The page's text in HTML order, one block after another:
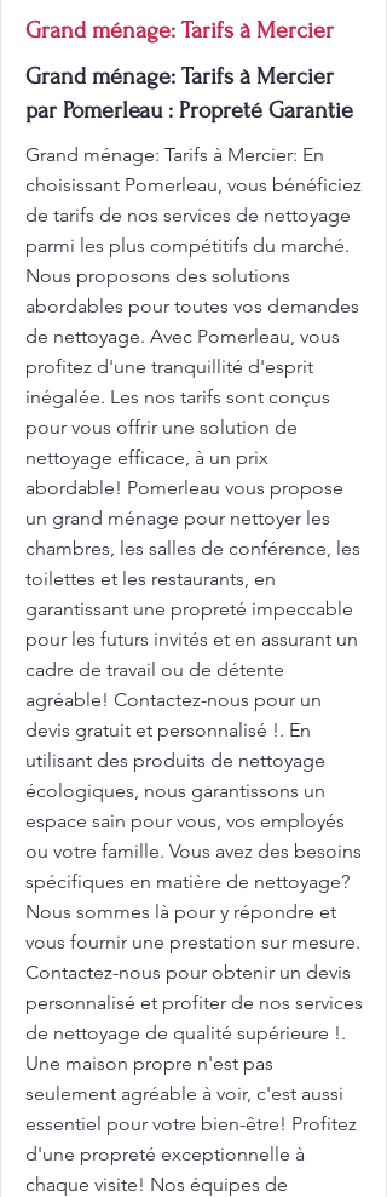
Grand ménage: Tarifs à Mercier
Grand ménage: Tarifs à Mercier
par Pomerleau : Propreté Garantie
Grand ménage: Tarifs à Mercier: En
choisissant Pomerleau, vous bénéficiez
de tarifs de nos services de nettoyage
parmi les plus compétitifs du marché.
Nous proposons des solutions
abordables pour toutes vos demandes
de nettoyage. Avec Pomerleau, vous
profitez d'une tranquillité d'esprit
inégalée. Les nos tarifs sont conçus
pour vous offrir une solution de
nettoyage efficace, à un prix
abordable! Pomerleau vous propose
un grand ménage pour nettoyer les
chambres, les salles de conférence, les
toilettes et les restaurants, en
garantissant une propreté impeccable
pour les futurs invités et en assurant un
cadre de travail ou de détente
agréable! Contactez-nous pour un
devis gratuit et personnalisé !. En
utilisant des produits de nettoyage
écologiques, nous garantissons un
espace sain pour vous, vos employés
ou votre famille. Vous avez des besoins
spécifiques en matière de nettoyage?
Nous sommes là pour y répondre et
vous fournir une prestation sur mesure.
Contactez-nous pour obtenir un devis
personnalisé et profiter de nos services
de nettoyage de qualité supérieure !.
Une maison propre n'est pas
seulement agréable à voir, c'est aussi
essentiel pour votre bien-être! Profitez
d'une propreté exceptionnelle à
chaque visite! Nos équipes de